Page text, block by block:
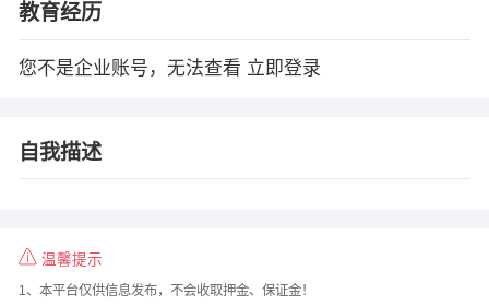
教育经历
您不是企业账号，无法查看 立即登录
自我描述
温馨提示
1、本平台仅供信息发布，不会收取押金、保证金！